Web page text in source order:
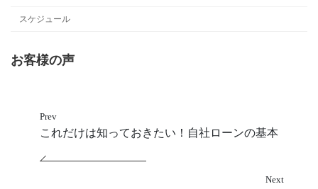
スケジュール
お客様の声
Prev
これだけは知っておきたい！自社ローンの基本
Next